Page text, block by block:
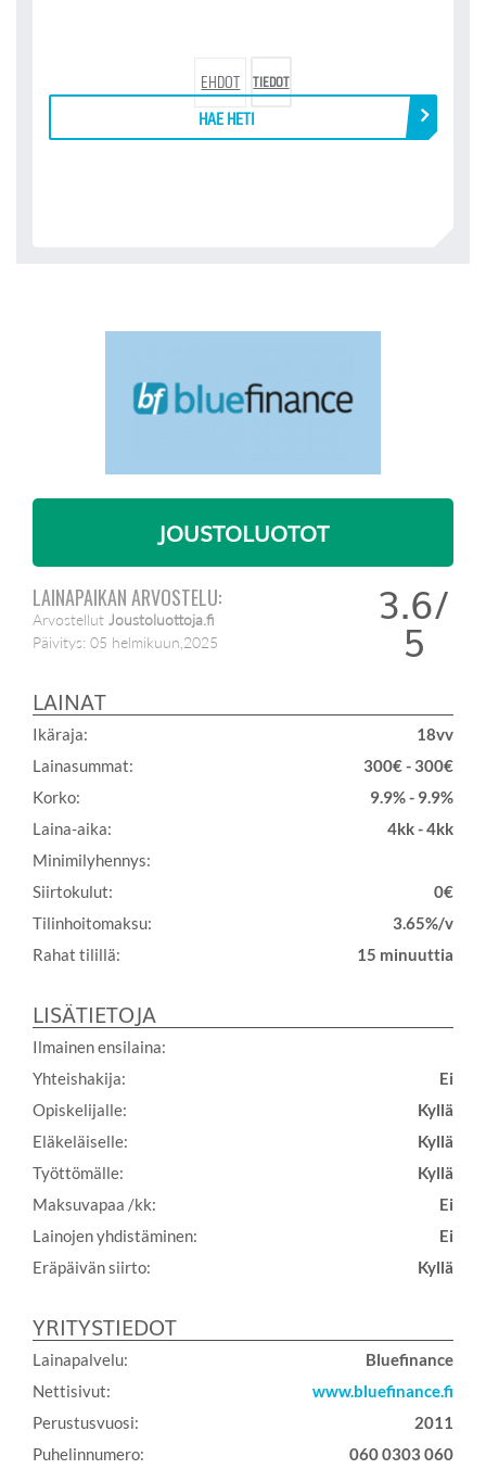
EHDOT TIEDOT
HAE HETI
JOUSTOLUOTOT
LAINAPAIKAN ARVOSTELU:
Arvostellut Joustoluottoja.fi
Päivitys: 05 helmikuun,2025
3.6/
5
LAINAT
Ikäraja:
18vv
Lainasummat:
300€ - 300€
Korko:
9.9% - 9.9%
Laina-aika:
4kk - 4kk
Minimilyhennys:
Siirtokulut:
0€
Tilinhoitomaksu:
3.65%/v
Rahat tilillä:
15 minuuttia
LISÄTIETOJA
Ilmainen ensilaina:
Yhteishakija:
Ei
Opiskelijalle:
Kyllä
Eläkeläiselle:
Kyllä
Työttömälle:
Kyllä
Maksuvapaa /kk:
Ei
Lainojen yhdistäminen:
Ei
Eräpäivän siirto:
Kyllä
YRITYSTIEDOT
Lainapalvelu:
Bluefinance
Nettisivut:
www.bluefinance.fi
Perustusvuosi:
2011
Puhelinnumero:
060 0303 060